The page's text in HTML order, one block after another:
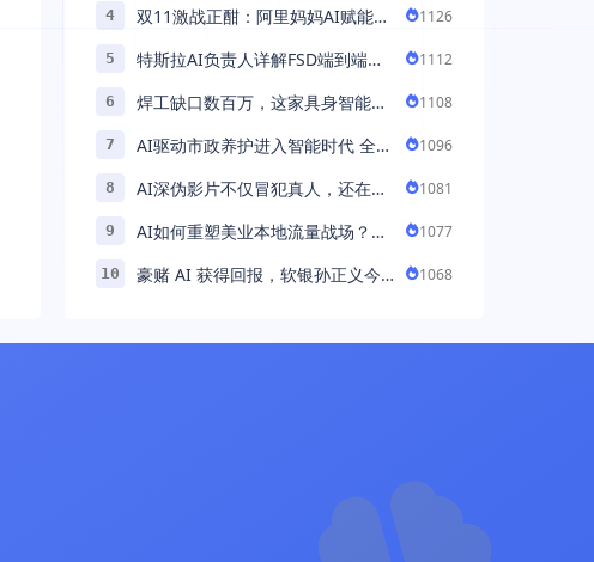
家 ...
4
双11激战正酣：阿里妈妈AI赋能，
1126
5
特斯拉AI负责人详解FSD端到端架
智能 ...
1112
6
焊工缺口数百万，这家具身智能机
...
1108
7
AI驱动市政养护进入智能时代 全国
1096
8
AI深伪影片不仅冒犯真人，还在英
1081
9
AI如何重塑美业本地流量战场？拆
1077
10
豪赌 AI 获得回报，软银孙正义今
1068